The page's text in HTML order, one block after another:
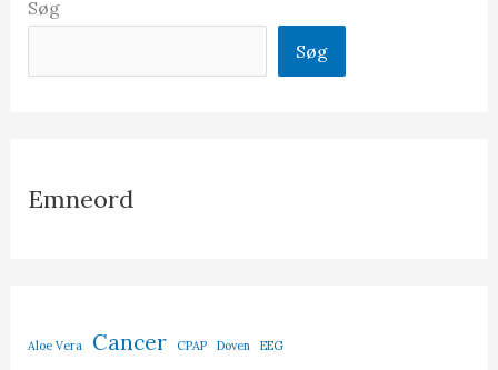
Søg
Søg
Emneord
Aloe Vera Cancer CPAP Doven EEG